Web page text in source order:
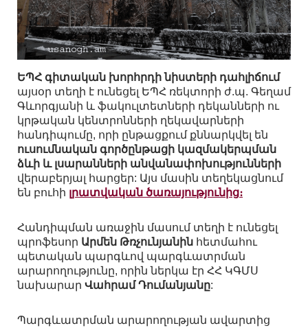
ԵՊՀ գիտական խորհրդի նիստերի դահլիճում
այսօր տեղի է ունեցել ԵՊՀ ռեկտորի ժ.պ. Գեղամ
Գևորգյանի և ֆակուլտետների դեկանների ու
կրթական կենտրոնների ղեկավարների
հանդիպումը, որի ընթացքում քննարկվել են
ուսումնական գործընթացի կազմակերպման
ձևի և լսարանների անվանափոխությունների
վերաբերյալ հարցեր: Այս մասին տեղեկացնում
են բուհի լրատվական ծառայությունից։
Հանդիպման առաջին մասում տեղի է ունեցել
պրոֆեսոր Արմեն Թռչունյանին հետմահու
պետական պարգևով պարգևատրման
արարողությունը, որին ներկա էր ՀՀ ԿԳՄՍ
նախարար Վահրամ Դումանյանը:
Պարգևատրման արարողության ավարտից